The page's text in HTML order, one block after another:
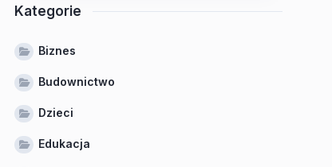
Kategorie
Biznes
Budownictwo
Dzieci
Edukacja